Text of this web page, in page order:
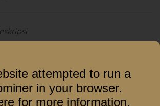
attempted to run a
in your browser.
for more information.